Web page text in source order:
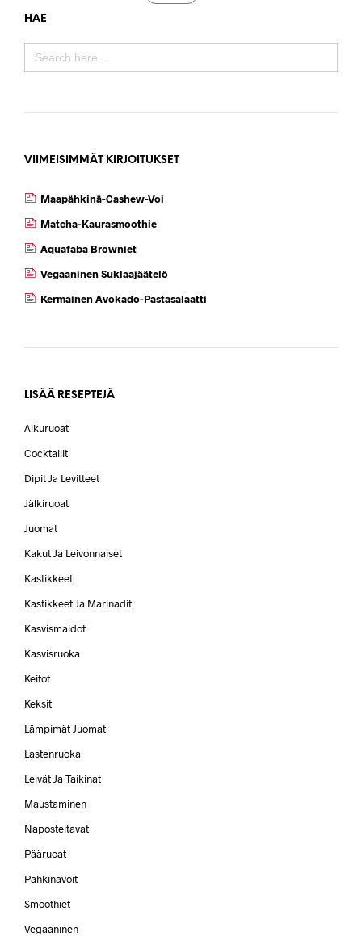
HAE
SEARCH
FOR:
VIIMEISIMMÄT KIRJOITUKSET
Maapähkinä-Cashew-Voi
Matcha-Kaurasmoothie
Aquafaba Browniet
Vegaaninen Suklaajäätelö
Kermainen Avokado-Pastasalaatti
LISÄÄ RESEPTEJÄ
Alkuruoat
Cocktailit
Dipit Ja Levitteet
Jälkiruoat
Juomat
Kakut Ja Leivonnaiset
Kastikkeet
Kastikkeet Ja Marinadit
Kasvismaidot
Kasvisruoka
Keitot
Keksit
Lämpimät Juomat
Lastenruoka
Leivät Ja Taikinat
Maustaminen
Naposteltavat
Pääruoat
Pähkinävoit
Smoothiet
Vegaaninen